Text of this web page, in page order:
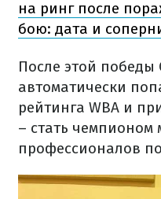
на ринг после
бою: дата и
После этой победы
автоматически
рейтинга WBA и
– стать чемпионом
профессионалов